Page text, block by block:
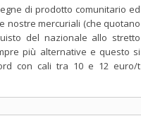
di prodotto comunitario ed
nostre mercuriali (che quotano
del nazionale allo stretto
più alternative e questo si
con cali tra 10 e 12 euro/t